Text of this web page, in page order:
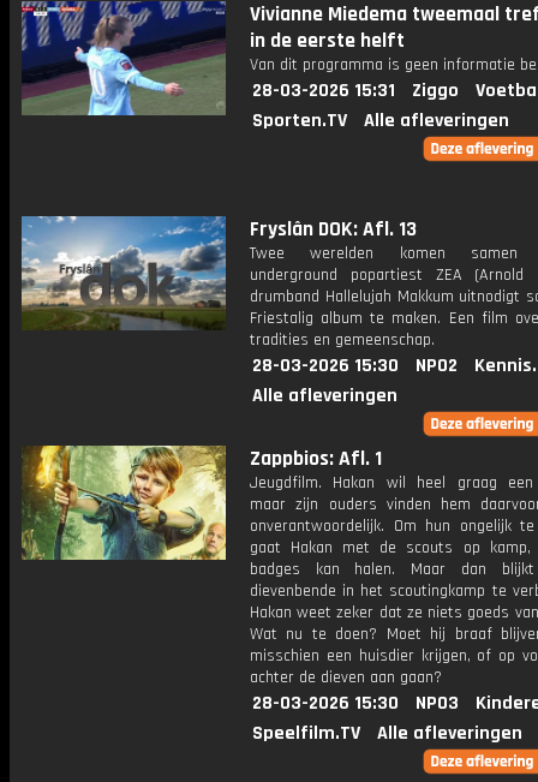
Vivianne Miedema tweemaal
in de eerste helft
Van dit programma is geen informatie
28-03-2026 15:31 Ziggo
Sporten.TV
Alle afleveringen
Fryslân DOK: Afl. 13
Twee werelden komen samen
underground popartiest ZEA (Arnold
drumband Hallelujah Makkum uitnodigt
Friestalig album te maken. Een film
tradities en gemeenschap.
28-03-2026 15:30 NPO2
Alle afleveringen
Zappbios: Afl. 1
Jeugdfilm. Hakan wil heel graag een
maar zijn ouders vinden hem
onverantwoordelijk. Om hun ongelijk
gaat Hakan met de scouts op
badges kan halen. Maar dan
dievenbende in het scoutingkamp te
Hakan weet zeker dat ze niets goeds
Wat nu te doen? Moet hij braaf
misschien een huisdier krijgen, of op
achter de dieven aan gaan?
28-03-2026 15:30 NPO3
Speelfilm.TV
Alle afleveringen